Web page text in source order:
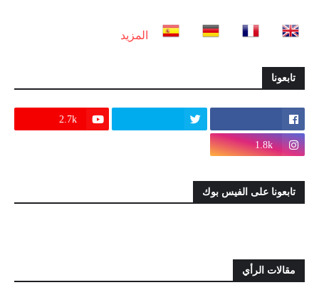
المزيد
تابعونا
2.7k
1.8k
تابعونا على الفيس بوك
مقالات الرأي